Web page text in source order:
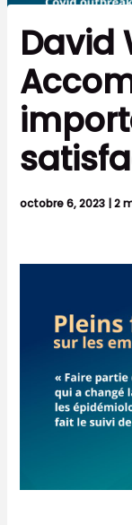
David
octobre 6, 2023 |2